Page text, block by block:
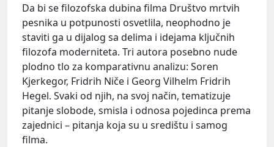
Da bi se filozofska dubina filma Društvo mrtvih
pesnika u potpunosti osvetlila, neophodno je
staviti ga u dijalog sa delima i idejama ključnih
filozofa moderniteta. Tri autora posebno nude
plodno tlo za komparativnu analizu: Soren
Kjerkegor, Fridrih Niče i Georg Vilhelm Fridrih
Hegel. Svaki od njih, na svoj način, tematizuje
pitanje slobode, smisla i odnosa pojedinca prema
zajednici – pitanja koja su u središtu i samog
filma.